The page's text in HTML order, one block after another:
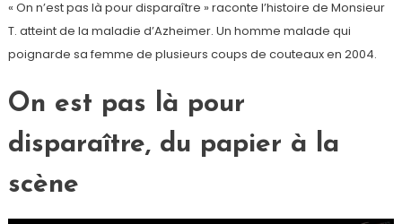
« On n’est pas là pour disparaître » raconte l’histoire de Monsieur
T. atteint de la maladie d’Azheimer. Un homme malade qui
poignarde sa femme de plusieurs coups de couteaux en 2004.
On est pas là pour
disparaître,du papier à la
scène